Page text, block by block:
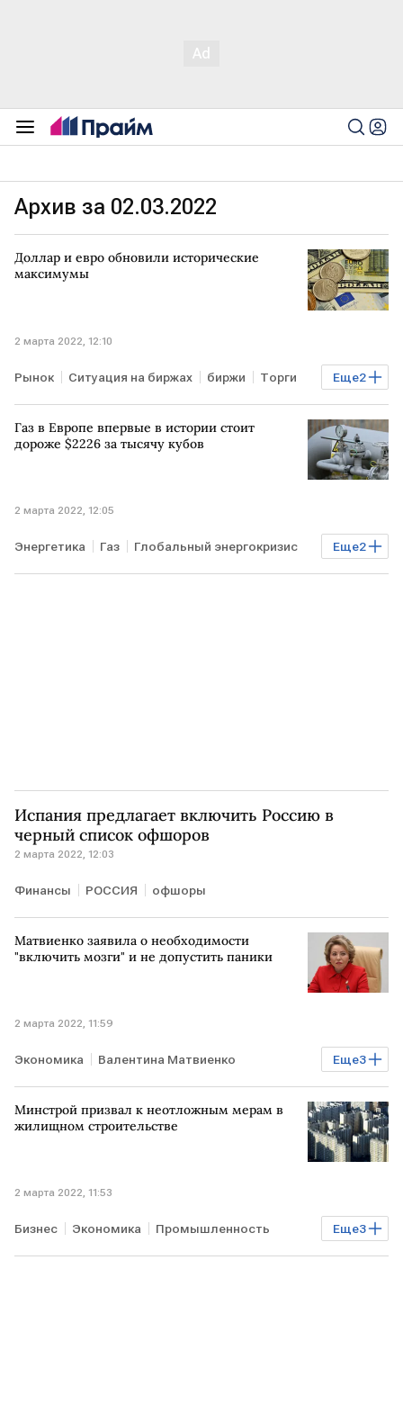
Архив за 02.03.2022
Доллар и евро обновили исторические
максимумы
2 марта 2022, 12:10
Еще2
Рынок Ситуация на биржах биржи Торги
рубль Курсы валют
Газ в Европе впервые в истории стоит
дороже $2226 за тысячу кубов
2 марта 2022, 12:05
Еще2
Энергетика Газ Глобальный энергокризис
Торги подорожание
Испания предлагает включить Россию в
черный список офшоров
2 марта 2022, 12:03
Финансы РОССИЯ офшоры
Матвиенко заявила о необходимости
"включить мозги" и не допустить паники
2 марта 2022, 11:59
Еще3
Экономика Валентина Матвиенко
подорожание товары повседневного спроса
продукты
Минстрой призвал к неотложным мерам в
жилищном строительстве
2 марта 2022, 11:53
Еще3
Бизнес Экономика Промышленность
Недвижимость Минстрой РФ